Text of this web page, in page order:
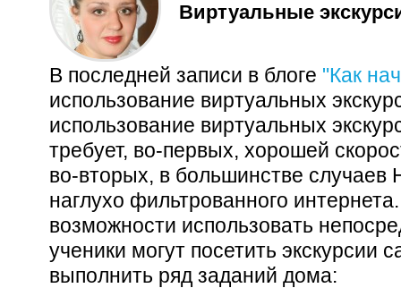
Виртуальные
В последней записи в блоге "Как
использование виртуальных
использование виртуальных
требует, во-первых, хорошей
во-вторых, в большинстве
наглухо фильтрованного
возможности использовать
ученики могут посетить экскурсии
выполнить ряд заданий дома: